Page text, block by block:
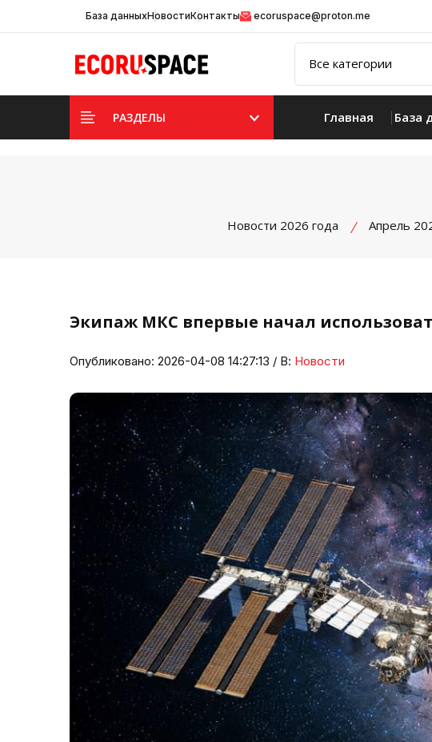
База данныхНовостиКонтакты ecoruspace@proton.me
РАЗДЕЛЫ Главная База
Новости 2026 года Апрель
Экипаж МКС впервые начал
Опубликовано: 2026-04-08 14:27:13 / В: Новости